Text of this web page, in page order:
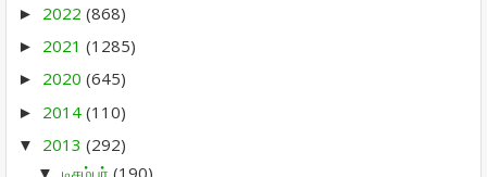
► 2022 (868)
► 2021 (1285)
► 2020 (645)
► 2014 (110)
▼ 2013 (292)